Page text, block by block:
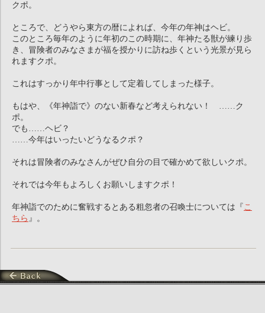
クポ。
ところで、どうやら東方の暦によれば、今年の年神はヘビ。
このところ毎年のように年初のこの時期に、年神たる獣が練り歩
き、冒険者のみなさまが福を授かりに訪ね歩くという光景が見ら
れますクポ。
これはすっかり年中行事として定着してしまった様子。
もはや、《年神詣で》のない新春など考えられない！ ……ク
ポ。
でも……ヘビ？
……今年はいったいどうなるクポ？
それは冒険者のみなさんがぜひ自分の目で確かめて欲しいクポ。
それでは今年もよろしくお願いしますクポ！
年神詣でのために奮戦するとある粗忽者の召喚士については『 こ
ちら 』。